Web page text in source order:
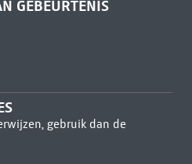
GEBEURTENIS
gebruik dan de